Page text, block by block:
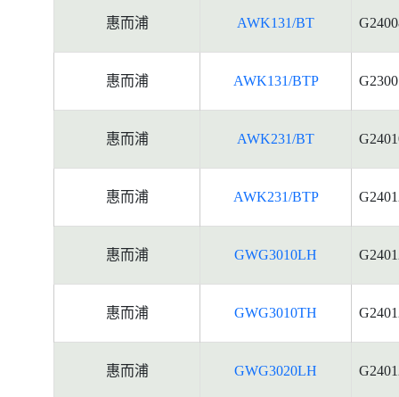
惠而浦 AWK131/BT
惠而浦 AWK131/BTP
惠而浦 AWK231/BT
惠而浦 AWK231/BTP
惠而浦 GWG3010LH
惠而浦 GWG3010TH
惠而浦 GWG3020LH